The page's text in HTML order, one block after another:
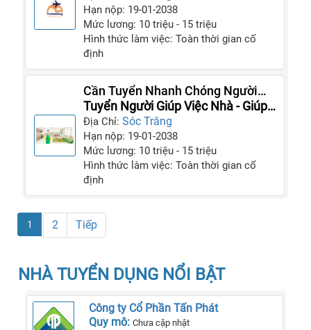
Hạn nộp: 19-01-2038
Mức lương: 10 triệu - 15 triệu
Hình thức làm việc: Toàn thời gian cố
định
Cần Tuyển Nhanh Chóng Người
Làm Giúp Việc Cho Gia Đình Ngay
Tuyển Người Giúp Việc Nhà - Giúp
Việc Gia Đình
Địa Chỉ:Sóc Trăng
Hạn nộp: 19-01-2038
Mức lương: 10 triệu - 15 triệu
Hình thức làm việc: Toàn thời gian cố
định
1 2 Tiếp
NHÀ TUYỂN DỤNG NỔI BẬT
Công ty Cổ Phần Tấn Phát
Quy mô:Chưa cập nhật